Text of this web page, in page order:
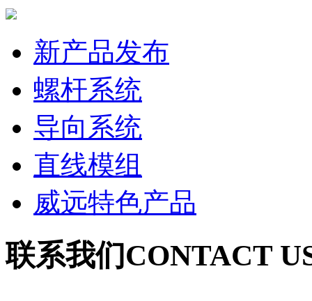
新产品发布
螺杆系统
导向系统
直线模组
威远特色产品
联系我们CONTACT